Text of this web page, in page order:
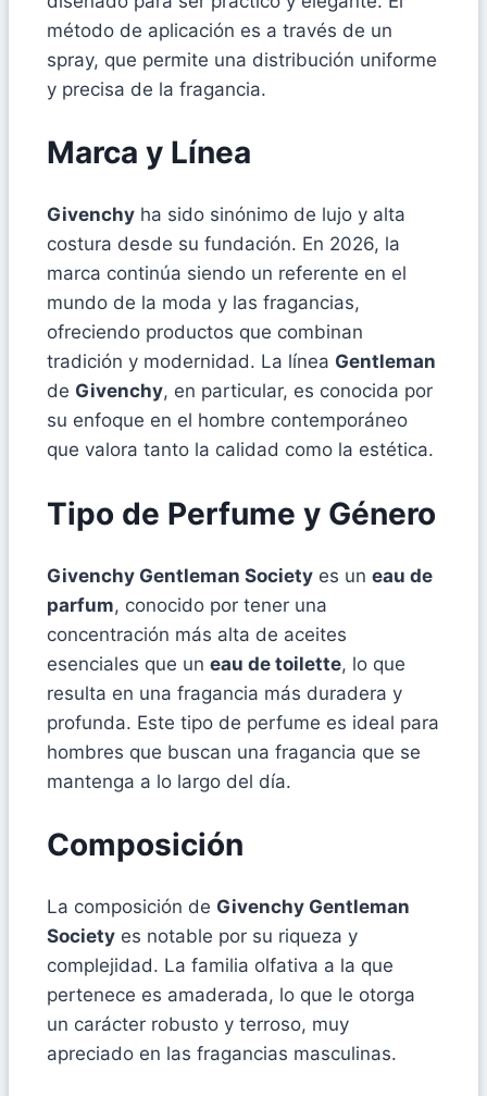
método de aplicación es a través de un
spray, que permite una distribución uniforme
y precisa de la fragancia.
Marca y Línea
Givenchy ha sido sinónimo de lujo y alta
costura desde su fundación. En 2026, la
marca continúa siendo un referente en el
mundo de la moda y las fragancias,
ofreciendo productos que combinan
tradición y modernidad. La línea Gentleman
de Givenchy, en particular, es conocida por
su enfoque en el hombre contemporáneo
que valora tanto la calidad como la estética.
Tipo de Perfume y Género
Givenchy Gentleman Society es un eau de
parfum, conocido por tener una
concentración más alta de aceites
esenciales que un eau de toilette, lo que
resulta en una fragancia más duradera y
profunda. Este tipo de perfume es ideal para
hombres que buscan una fragancia que se
mantenga a lo largo del día.
Composición
La composición de Givenchy Gentleman
Society es notable por su riqueza y
complejidad. La familia olfativa a la que
pertenece es amaderada, lo que le otorga
un carácter robusto y terroso, muy
apreciado en las fragancias masculinas.